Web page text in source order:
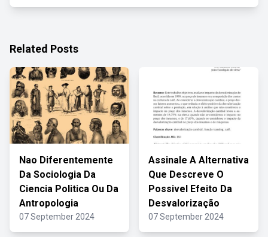
Related Posts
Nao Diferentemente
Da Sociologia Da
Ciencia Politica Ou Da
Antropologia
07 September 2024
Assinale A Alternativa
Que Descreve O
Possivel Efeito Da
Desvalorização
07 September 2024